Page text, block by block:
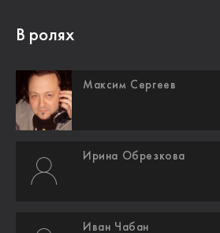
В ролях
Максим Сергеев
Ирина Обрезкова
Иван Чабан